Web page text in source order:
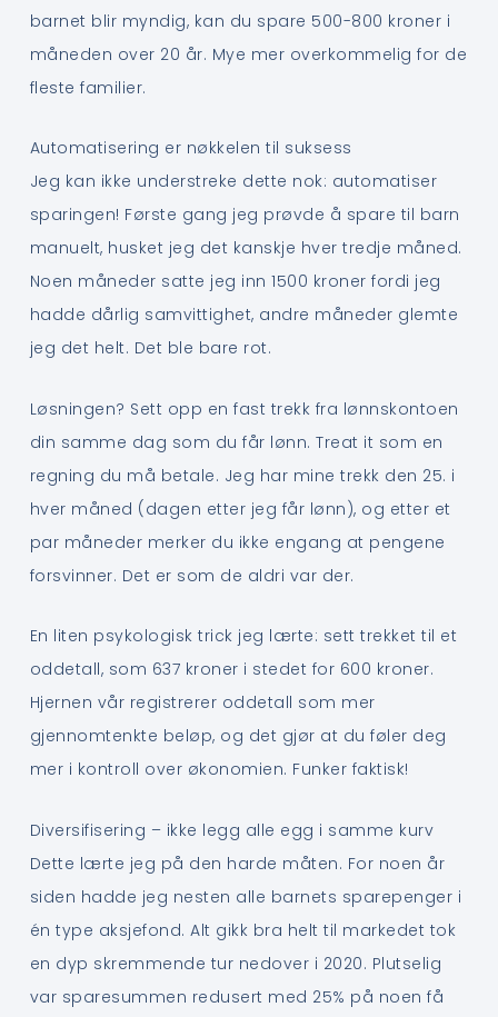
barnet blir myndig, kan du spare 500-800 kroner i
måneden over 20 år. Mye mer overkommelig for de
fleste familier.
Automatisering er nøkkelen til suksess
Jeg kan ikke understreke dette nok: automatiser
sparingen! Første gang jeg prøvde å spare til barn
manuelt, husket jeg det kanskje hver tredje måned.
Noen måneder satte jeg inn 1500 kroner fordi jeg
hadde dårlig samvittighet, andre måneder glemte
jeg det helt. Det ble bare rot.
Løsningen? Sett opp en fast trekk fra lønnskontoen
din samme dag som du får lønn. Treat it som en
regning du må betale. Jeg har mine trekk den 25. i
hver måned (dagen etter jeg får lønn), og etter et
par måneder merker du ikke engang at pengene
forsvinner. Det er som de aldri var der.
En liten psykologisk trick jeg lærte: sett trekket til et
oddetall, som 637 kroner i stedet for 600 kroner.
Hjernen vår registrerer oddetall som mer
gjennomtenkte beløp, og det gjør at du føler deg
mer i kontroll over økonomien. Funker faktisk!
Diversifisering – ikke legg alle egg i samme kurv
Dette lærte jeg på den harde måten. For noen år
siden hadde jeg nesten alle barnets sparepenger i
én type aksjefond. Alt gikk bra helt til markedet tok
en dyp skremmende tur nedover i 2020. Plutselig
var sparesummen redusert med 25% på noen få